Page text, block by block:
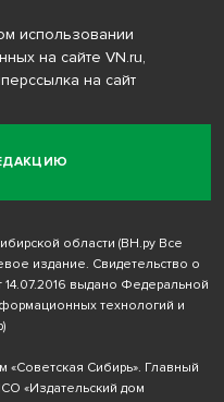
использовании
на сайте VN.ru,
на сайт
области (ВН.ру Все
издание. Свидетельство о
выдано Федеральной
технологий и
«Советская Сибирь». Главный
«Издательский дом